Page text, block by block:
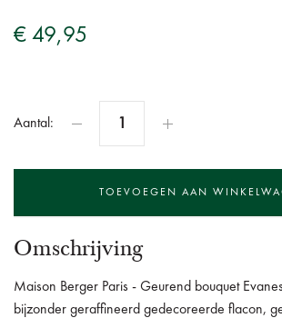
€ 49,95
Aantal:
Omschrijving
Maison Berger Paris - Geurend bouquet
bijzonder geraffineerd gedecoreerde flacon,